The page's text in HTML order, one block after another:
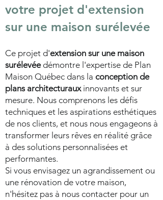
votre projet d'extension
sur une maison surélevée
Ce projet d'extension sur une maison
surélevéedémontre l'expertise de Plan
Maison Québec dans la conception de
plans architecturauxinnovants et sur
mesure. Nous comprenons les défis
techniques et les aspirations esthétiques
de nos clients, et nous nous engageons à
transformer leurs rêves en réalité grâce
à des solutions personnalisées et
performantes.
Si vous envisagez un agrandissement ou
une rénovation de votre maison,
n'hésitez pas à nous contacter pour un